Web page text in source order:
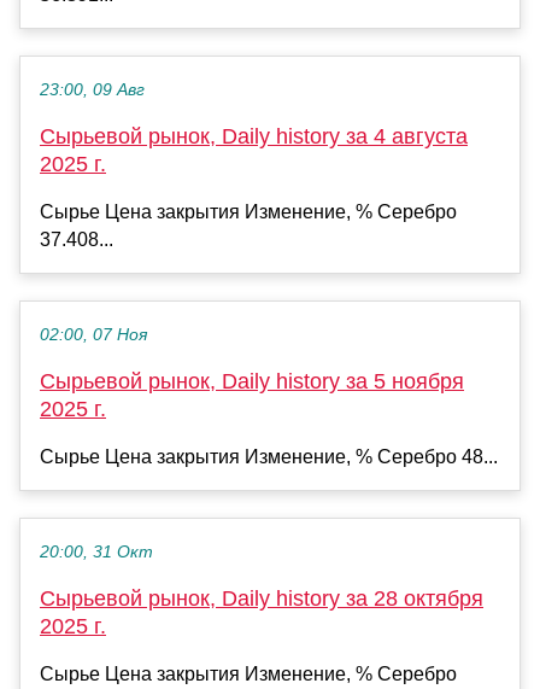
23:00, 09 Авг
Сырьевой рынок, Daily history за 4 августа
2025 г.
Сырье Цена закрытия Изменение, % Серебро
37.408...
02:00, 07 Ноя
Сырьевой рынок, Daily history за 5 ноября
2025 г.
Сырье Цена закрытия Изменение, % Серебро 48...
20:00, 31 Окт
Сырьевой рынок, Daily history за 28 октября
2025 г.
Сырье Цена закрытия Изменение, % Серебро